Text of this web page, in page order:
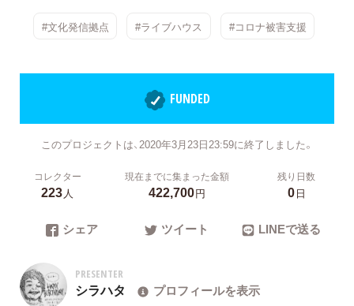
#文化発信拠点 #ライブハウス #コロナ被害支援
FUNDED
このプロジェクトは、2020年3月23日23:59に終了しました。
コレクター
223人
現在までに集まった金額
422,700円
残り日数
0日
シェア ツイート LINEで送る
PRESENTER
シラハタ プロフィールを表示